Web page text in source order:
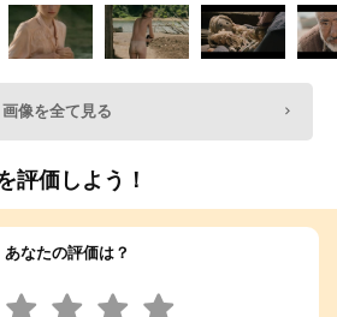
画像を全て見る
評価しよう！
あなたの評価は？